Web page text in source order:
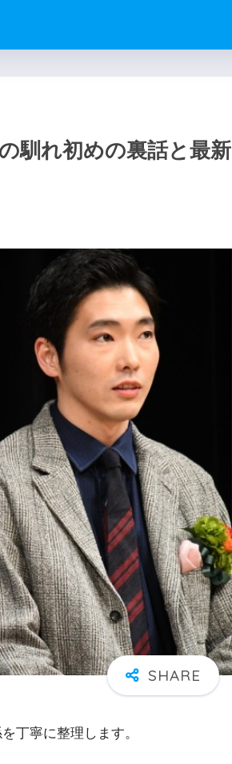
馴れ初めの裏話と最新
丁寧に整理します。